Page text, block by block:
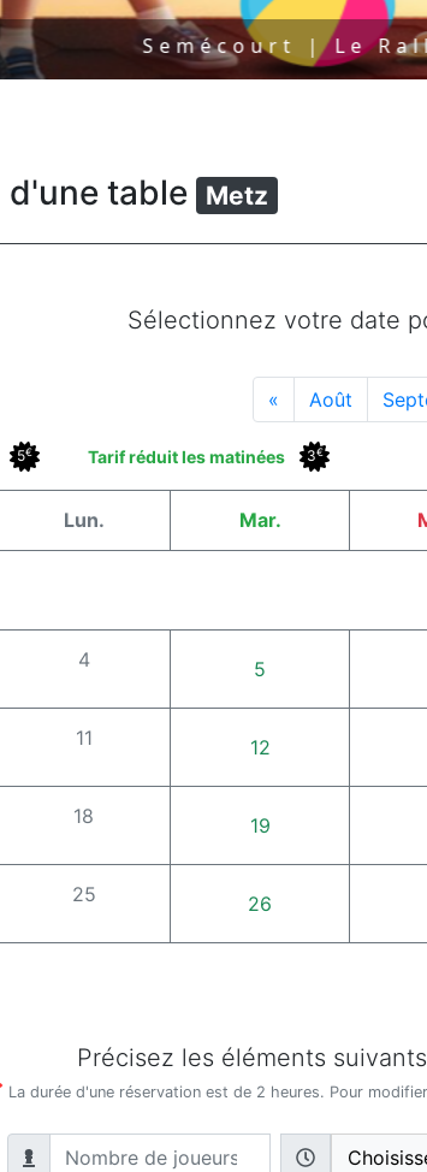
Semécourt | Le Rallye
table Metz
Sélectionnez votre date
« Août
5€ 3€
Tarif réduit les matinées
Lun. Mar.
4 5
11 12
18 19
25 26
Précisez les éléments
La durée d'une réservation est de 2 heures. Pour